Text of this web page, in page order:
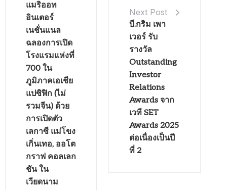
แมริออท
อินเตอร์
เนชั่นแนล
ฉลองการเปิด
โรงแรมแห่งที่
700 ใน
ภูมิภาคเอเชีย
แปซิฟิก (ไม่
รวมจีน) ด้วย
การเปิดตัว
เลกาซี แม่โขง
เกิ่นเทอ, ออโต
กราฟ คอลเลก
ชัน ใน
เวียดนาม
Next Post
บี.กริม เพา
เวอร์ รับ
รางวัล
Outstanding
Investor
Relations
Awards จาก
เวที SET
Awards 2025
ต่อเนื่องเป็นปี
ที่ 2